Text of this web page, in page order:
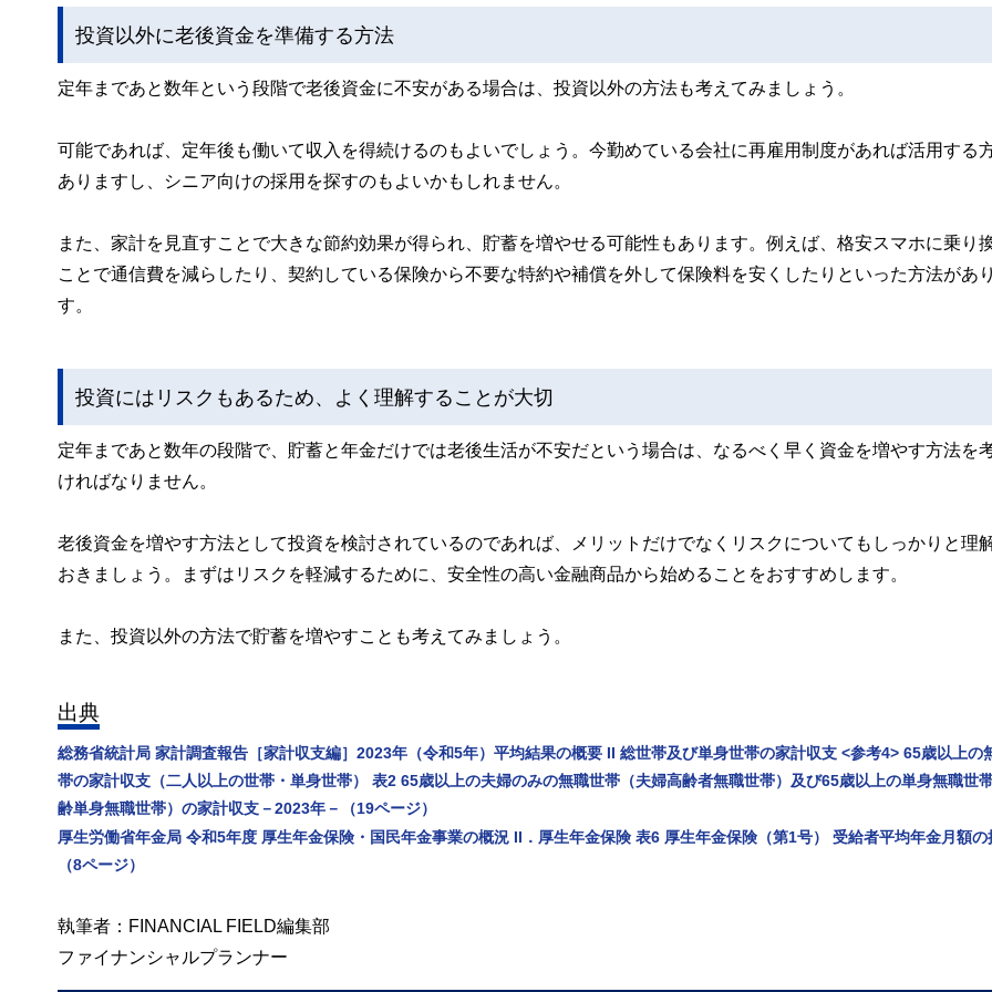
投資以外に老後資金を準備する方法
定年まであと数年という段階で老後資金に不安がある場合は、投資以外の方法も考えてみましょう。
可能であれば、定年後も働いて収入を得続けるのもよいでしょう。今勤めている会社に再雇用制度があれば活用する
ありますし、シニア向けの採用を探すのもよいかもしれません。
また、家計を見直すことで大きな節約効果が得られ、貯蓄を増やせる可能性もあります。例えば、格安スマホに乗り
ことで通信費を減らしたり、契約している保険から不要な特約や補償を外して保険料を安くしたりといった方法があ
す。
投資にはリスクもあるため、よく理解することが大切
定年まであと数年の段階で、貯蓄と年金だけでは老後生活が不安だという場合は、なるべく早く資金を増やす方法を
ければなりません。
老後資金を増やす方法として投資を検討されているのであれば、メリットだけでなくリスクについてもしっかりと理
おきましょう。まずはリスクを軽減するために、安全性の高い金融商品から始めることをおすすめします。
また、投資以外の方法で貯蓄を増やすことも考えてみましょう。
出典
総務省統計局 家計調査報告［家計収支編］2023年（令和5年）平均結果の概要 II 総世帯及び単身世帯の家計収支 <参考4> 65歳以上の
帯の家計収支（二人以上の世帯・単身世帯） 表2 65歳以上の夫婦のみの無職世帯（夫婦高齢者無職世帯）及び65歳以上の単身無職世
齢単身無職世帯）の家計収支－2023年－（19ページ）
厚生労働省年金局 令和5年度 厚生年金保険・国民年金事業の概況 II．厚生年金保険 表6 厚生年金保険（第1号） 受給者平均年金月額の
（8ページ）
執筆者：FINANCIAL FIELD編集部
ファイナンシャルプランナー